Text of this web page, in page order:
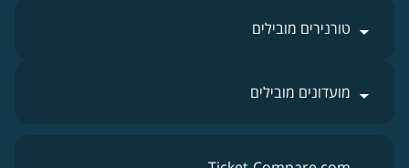
טורנירים מובילים
מועדונים מובילים